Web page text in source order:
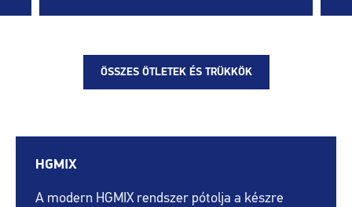
ÖSSZES ÖTLETEK ÉS TRÜKKÖK
HGMIX
A modern HGMIX rendszer pótolja a készre